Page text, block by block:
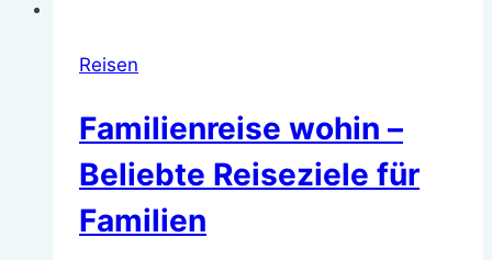
Reisen
Familienreise wohin –
Beliebte Reiseziele für
Familien